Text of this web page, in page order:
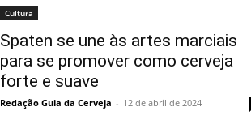
Cultura
Spaten se une às artes marciais
para se promover como cerveja
forte e suave
Redação Guia da Cerveja - 12 de abril de 2024